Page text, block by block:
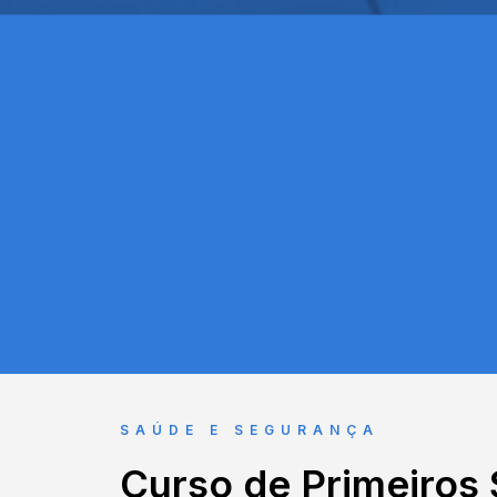
SAÚDE E SEGURANÇA
Curso de Primeiros